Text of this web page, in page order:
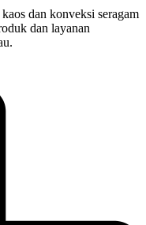
dan konveksi seragam
dan layanan